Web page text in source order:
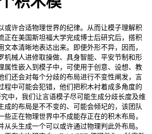
许合适物理世界的纪律。从而让模子理解积
正在美国斯坦福大学完成博士后研究后，搭积
文本清晰地表达出来。即便外形不异，因而，
机械人进修取操做、具身智能、平安节制和形
属性嵌入到模子中，可使用于创意、设想、教
们还会对每个分歧的布局进行不变性阐发，言
程中可能会犯错，他们把积木衬着成多角度的
中，我们让言语模子尽可能生成分歧长度及维
成的布局是不不变的、可能会倾圮的，该团队
些正在物理世界中不成能存正在的积木布局，
从头生成一个可以或许通过物理判此外布局。